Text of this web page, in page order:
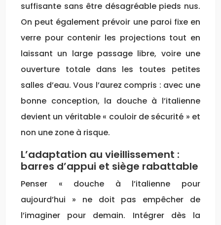
suffisante sans être désagréable pieds nus.
On peut également prévoir une paroi fixe en
verre pour contenir les projections tout en
laissant un large passage libre, voire une
ouverture totale dans les toutes petites
salles d’eau. Vous l’aurez compris : avec une
bonne conception, la douche à l’italienne
devient un véritable « couloir de sécurité » et
non une zone à risque.
L’adaptation au vieillissement :
barres d’appui et siège rabattable
Penser « douche à l’italienne pour
aujourd’hui » ne doit pas empêcher de
l’imaginer pour demain. Intégrer dès la